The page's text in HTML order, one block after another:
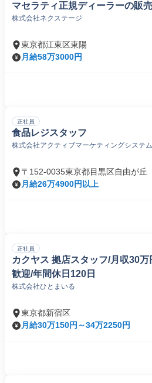
マセラティ正規ディーラーの販
株式会社ネクステージ
東京都江東区東陽
月給58万3000円
正社員
食品レジスタッフ
株式会社アクティブマーケティングシステム
〒152-0035東京都目黒区自由が丘
月給26万4900円以上
正社員
カクヤス 拠店スタッフ/月収30
歓迎/年間休日120日
株式会社ひとまいる
東京都新宿区
月給30万150円～34万2250円